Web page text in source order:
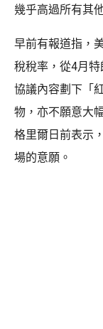
幾乎高過所有其
早前有報道指，
稅稅率，從4月
協議內容劃下「
物，亦不願意大
格里爾日前表示
場的意願。